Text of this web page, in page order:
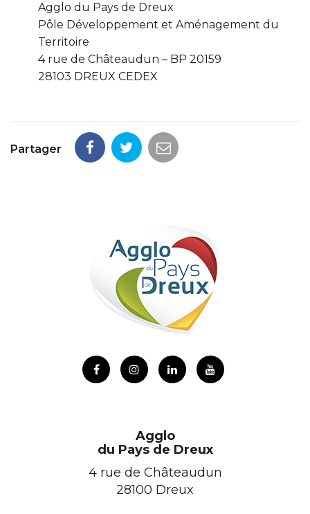
Agglo du Pays de Dreux
Pôle Développement et Aménagement du
Territoire
4 rue de Châteaudun – BP 20159
28103 DREUX CEDEX
Partager
Lien
Facebook
Lien
Instagram
Lien
Linkedin
Lien
Agglo
du Pays de Dreux
4 rue de Châteaudun
28100 Dreux